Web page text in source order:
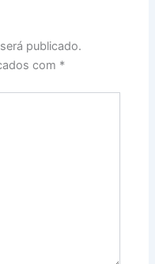
publicado.
com *